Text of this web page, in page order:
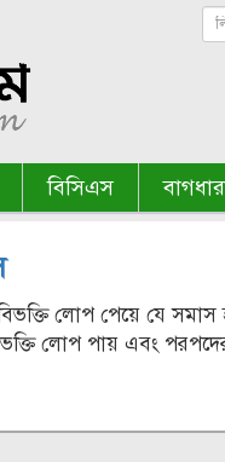
বিসিএস
লোপ পেয়ে যে
লোপ পায় এবং পরপদের